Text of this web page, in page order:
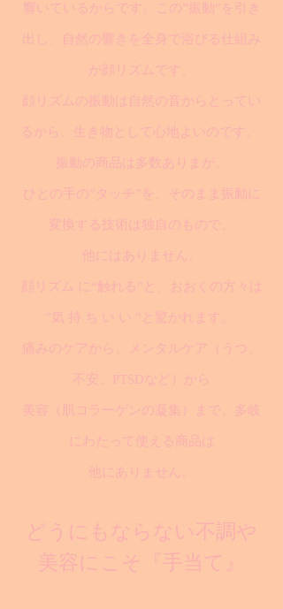
響いているからです。この”振動”を引き
出し、自然の響きを全身で浴びる仕組み
が顔リズムです。
顔リズムの振動は自然の音からとってい
るから、生き物として心地よいのです。
振動の商品は多数ありまが、
ひとの手の”タッチ”を、そのまま振動に
変換する技術は独自のもので、
他にはありません。
顔リズム に“触れる”と、おおくの方々は
”気 持 ち い い ”と驚かれます。
痛みのケアから、メンタルケア（うつ、
不安、PTSDなど）から
美容（肌コラーゲンの凝集）まで、多岐
にわたって使える商品は
他にありません。
どうにもならない不調や
美容にこそ『手当て』